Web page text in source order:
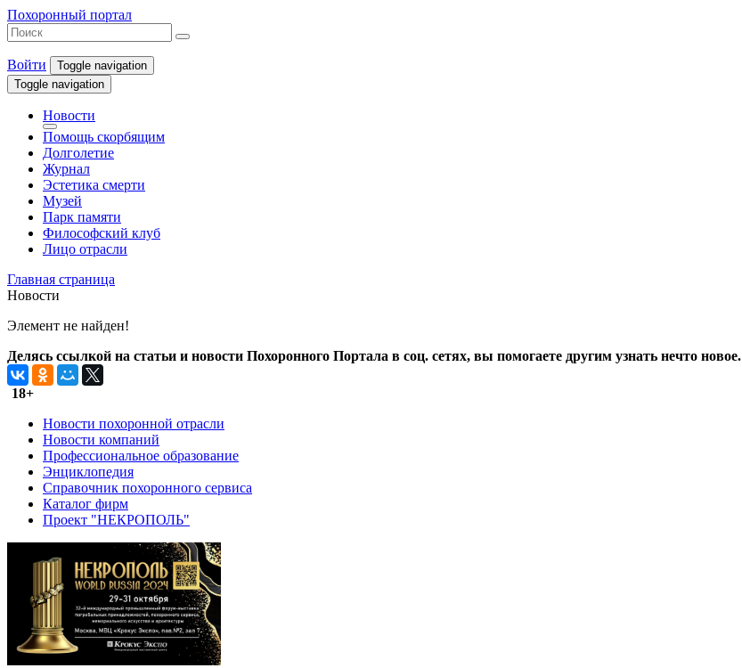
Похоронный портал
Войти
Toggle navigation
Toggle navigation
Новости
Помощь скорбящим
Долголетие
Журнал
Эстетика смерти
Музей
Парк памяти
Философский клуб
Лицо отрасли
Главная страница
Новости
Элемент не найден!
Делясь ссылкой на статьи и новости Похоронного Портала в соц. сетях, вы помогаете другим узнать нечто новое.
18+
Новости похоронной отрасли
Новости компаний
Профессиональное образование
Энциклопедия
Справочник похоронного сервиса
Каталог фирм
Проект "НЕКРОПОЛЬ"